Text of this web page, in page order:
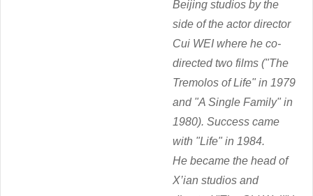
Beijing studios by the
side of the actor director
Cui WEI where he co-
directed two films ("The
Tremolos of Life" in 1979
and "A Single Family" in
1980). Success came
with "Life" in 1984.
He became the head of
X’ian studios and